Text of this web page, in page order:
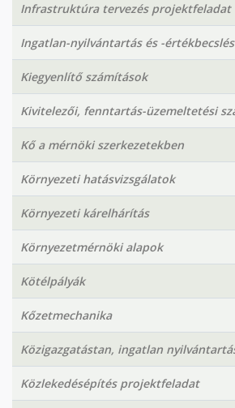
Infrastruktúra tervezés projektfeladat
Ingatlan-nyilvántartás és -értékbecslés
Kiegyenlítő számítások
Kivitelezői, fenntartás-üzemeltetési
Kő a mérnöki szerkezetekben
Környezeti hatásvizsgálatok
Környezeti kárelhárítás
Környezetmérnöki alapok
Kötélpályák
Kőzetmechanika
Közigazgatástan, ingatlan
Közlekedésépítés projektfeladat